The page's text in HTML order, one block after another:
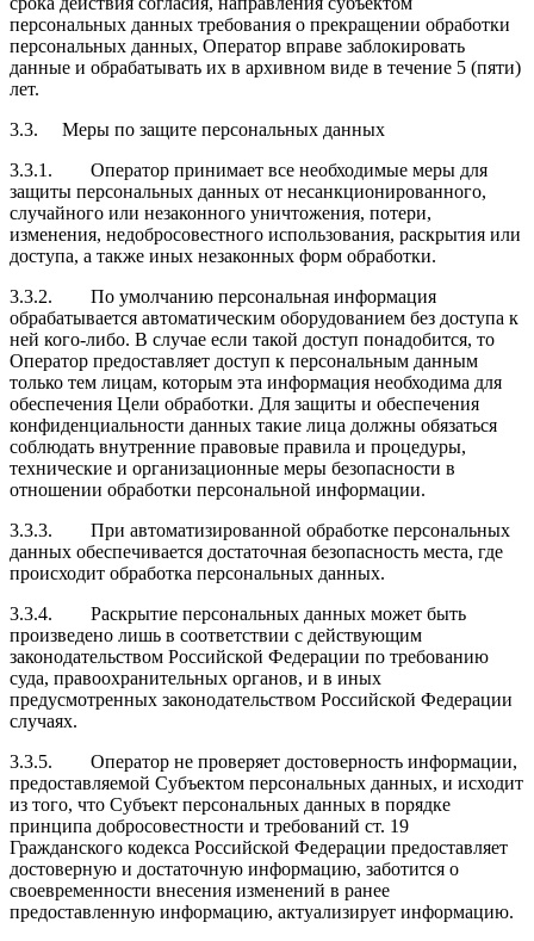
персональных данных требования о прекращении обработки
персональных данных, Оператор вправе заблокировать
данные и обрабатывать их в архивном виде в течение 5 (пяти)
лет.
3.3.
Меры по защите персональных данных
3.3.1.
Оператор принимает все необходимые меры для
защиты персональных данных от несанкционированного,
случайного или незаконного уничтожения, потери,
изменения, недобросовестного использования, раскрытия или
доступа, а также иных незаконных форм обработки.
3.3.2.
По умолчанию персональная информация
обрабатывается автоматическим оборудованием без доступа к
ней кого-либо. В случае если такой доступ понадобится, то
Оператор предоставляет доступ к персональным данным
только тем лицам, которым эта информация необходима для
обеспечения Цели обработки. Для защиты и обеспечения
конфиденциальности данных такие лица должны обязаться
соблюдать внутренние правовые правила и процедуры,
технические и организационные меры безопасности в
отношении обработки персональной информации.
3.3.3.
При автоматизированной обработке персональных
данных обеспечивается достаточная безопасность места, где
происходит обработка персональных данных.
3.3.4.
Раскрытие персональных данных может быть
произведено лишь в соответствии с действующим
законодательством Российской Федерации по требованию
суда, правоохранительных органов, и в иных
предусмотренных законодательством Российской Федерации
случаях.
3.3.5.
Оператор не проверяет достоверность информации,
предоставляемой Субъектом персональных данных, и исходит
из того, что Субъект персональных данных в порядке
принципа добросовестности и требований ст. 19
Гражданского кодекса Российской Федерации предоставляет
достоверную и достаточную информацию, заботится о
своевременности внесения изменений в ранее
предоставленную информацию, актуализирует информацию.